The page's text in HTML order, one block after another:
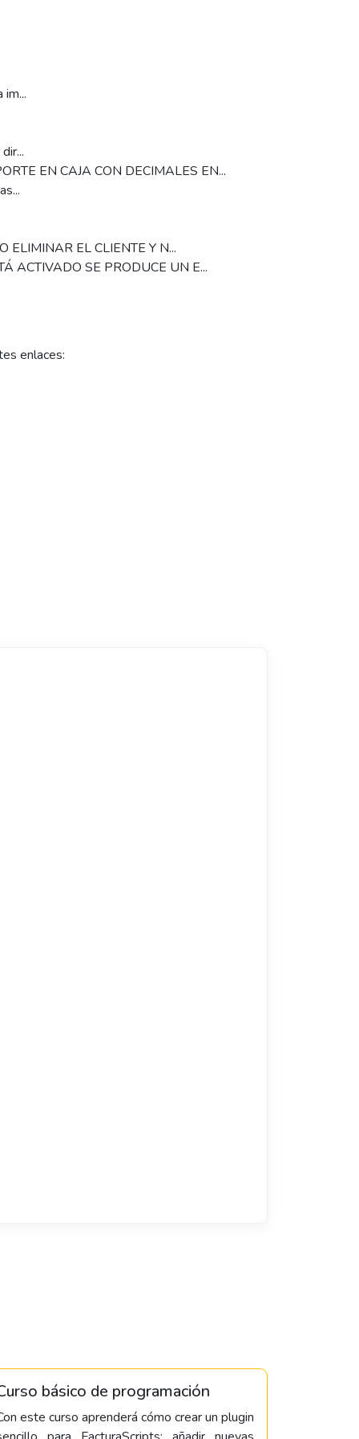
EN CAJA CON DECIMALES EN...
ELIMINAR EL CLIENTE Y N...
ACTIVADO SE PRODUCE UN E...
enlaces:
básico de programación
este curso aprenderá cómo crear un plugin